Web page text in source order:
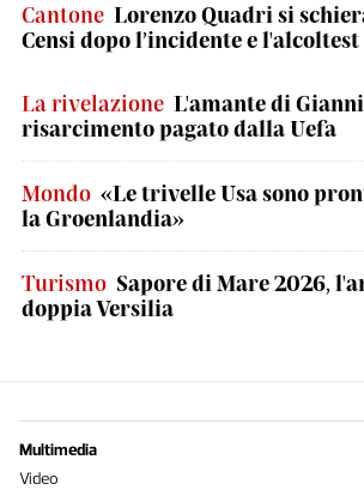
Cantone Lorenzo Quadri si
Censi dopo l’incidente e
La rivelazione L'amante di
risarcimento pagato dalla Uefa
Mondo «Le trivelle Usa sono
la Groenlandia»
Turismo Sapore di Mare 2026,
doppia Versilia
Multimedia
Video